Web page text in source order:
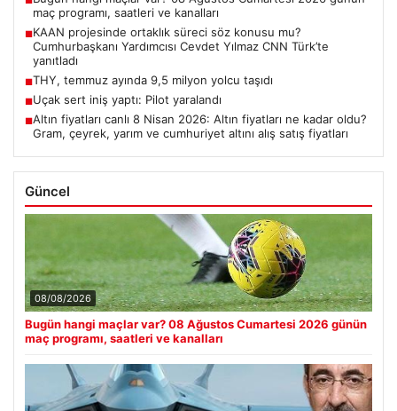
maç programı, saatleri ve kanalları
■KAAN projesinde ortaklık süreci söz konusu mu?
Cumhurbaşkanı Yardımcısı Cevdet Yılmaz CNN Türk’te
yanıtladı
■THY, temmuz ayında 9,5 milyon yolcu taşıdı
■Uçak sert iniş yaptı: Pilot yaralandı
■Altın fiyatları canlı 8 Nisan 2026: Altın fiyatları ne kadar oldu?
Gram, çeyrek, yarım ve cumhuriyet altını alış satış fiyatları
Güncel
08/08/2026
Bugün hangi maçlar var? 08 Ağustos Cumartesi 2026 günün
maç programı, saatleri ve kanalları